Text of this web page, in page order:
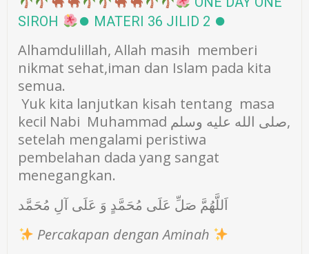
SIROH
⏺ MATERI 36 JILID 2 ⏺
Alhamdulillah, Allah masih memberi
nikmat sehat,iman dan Islam pada kita
semua.
Yuk kita lanjutkan kisah tentang masa
kecil Nabi Muhammad صلى الله عليه وسلم,
setelah mengalami peristiwa
pembelahan dada yang sangat
menegangkan.
اَللَّهُمَّ صَلِّ عَلَى مُحَمَّدٍ وَ عَلَى آلِ مُحَمَّد
Percakapan dengan Aminah